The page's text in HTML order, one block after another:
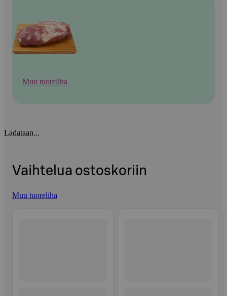
Muu tuoreliha
Ladataan...
Vaihtelua ostoskoriin
Muu tuoreliha